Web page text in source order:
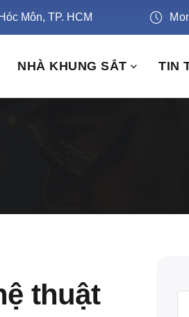
Môn, TP. HCM
NHÀ KHUNG SẮT TIN
thuật